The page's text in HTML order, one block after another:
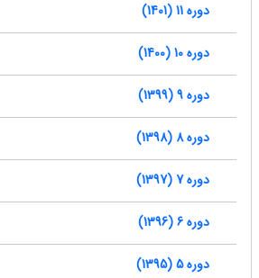
دوره 11 (1401)
دوره 10 (1400)
دوره 9 (1399)
دوره 8 (1398)
دوره 7 (1397)
دوره 6 (1396)
دوره 5 (1395)